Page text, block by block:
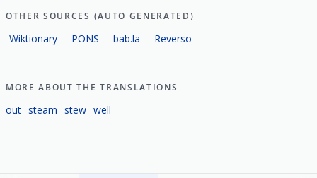
OTHER SOURCES (AUTO GENERATED)
Wiktionary PONS bab.la Reverso
MORE ABOUT THE TRANSLATIONS
out steam stew well